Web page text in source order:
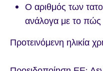
Ο αριθμός των
ανάλογα με το πώς
Προτεινόμενη ηλικία